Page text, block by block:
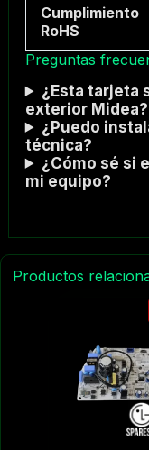
Cumplimiento
RoHS
Preguntas
¿Esta tarjeta
exterior Midea?
¿Puedo
técnica?
¿Cómo sé si
mi equipo?
Productos